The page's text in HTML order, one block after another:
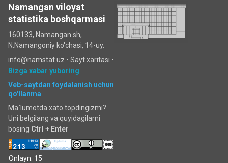
Namangan viloyat
statistika boshqarmasi
160133, Namangan sh,
N.Namangoniy ko'chasi, 14-uy.
info@namstat.uz • Sayt xaritasi •
Bizga xabar yuboring
Veb-saytdan foydalanish uchun
qo'llanma
Ma`lumotda xato topdingizmi?
Uni belgilang va quyidagilarni
bosing Ctrl + Enter
Onlayn: 15